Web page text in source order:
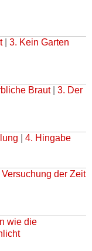
| 3. Kein Garten
Braut| 3. Der
4. Hingabe
Versuchung der Zeit
wie die